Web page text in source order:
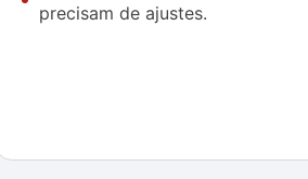
precisam de ajustes.